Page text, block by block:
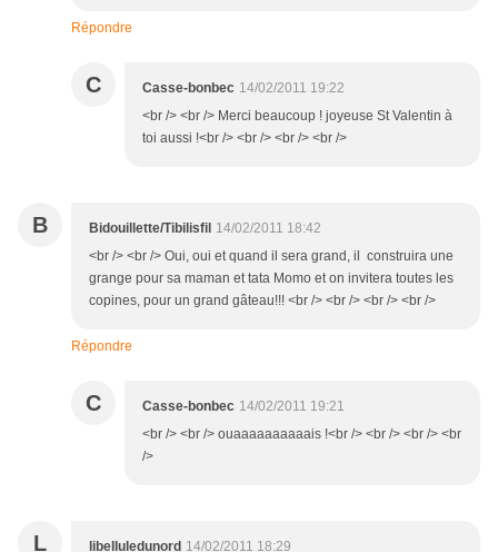
Répondre
C Casse-bonbec 14/02/2011 19:22
<br /> <br /> Merci beaucoup ! joyeuse St Valentin à
toi aussi !<br /> <br /> <br /> <br />
B Bidouillette/Tibilisfil 14/02/2011 18:42
<br /> <br /> Oui, oui et quand il sera grand, il construira une
grange pour sa maman et tata Momo et on invitera toutes les
copines, pour un grand gâteau!!! <br /> <br /> <br /> <br />
Répondre
C Casse-bonbec 14/02/2011 19:21
<br /> <br /> ouaaaaaaaaaais !<br /> <br /> <br /> <br
/>
L libelluledunord 14/02/2011 18:29